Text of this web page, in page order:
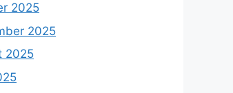
2025
2025
2025